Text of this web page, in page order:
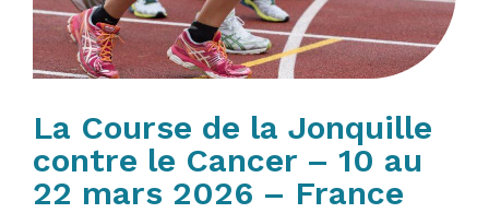
La Course de la Jonquille
contre le Cancer – 10 au
22 mars 2026 – France